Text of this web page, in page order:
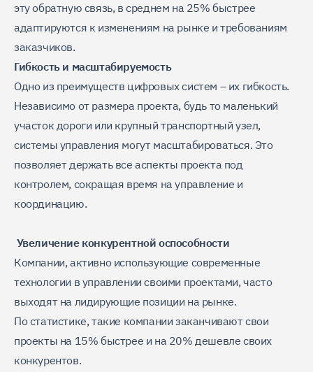
эту обратную связь, в среднем на 25% быстрее
адаптируются к изменениям на рынке и требованиям
заказчиков.
Гибкость и масштабируемость
Одно из преимуществ цифровых систем – их гибкость.
Независимо от размера проекта, будь то маленький
участок дороги или крупный транспортный узел,
системы управления могут масштабироваться. Это
позволяет держать все аспекты проекта под
контролем, сокращая время на управление и
координацию.
Увеличение конкурентной оспособности
Компании, активно использующие современные
технологии в управлении своими проектами, часто
выходят на лидирующие позиции на рынке.
По статистике, такие компании заканчивают свои
проекты на 15% быстрее и на 20% дешевле своих
конкурентов.